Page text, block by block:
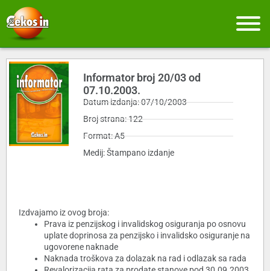
Informator broj 20/03 od
07.10.2003.
Datum izdanja: 07/10/2003
Broj strana: 122
Format: A5
Medij: Štampano izdanje
Izdvajamo iz ovog broja:
Prava iz penzijskog i invalidskog osiguranja po osnovu
uplate doprinosa za penzijsko i invalidsko osiguranje na
ugovorene naknade
Naknada troškova za dolazak na rad i odlazak sa rada